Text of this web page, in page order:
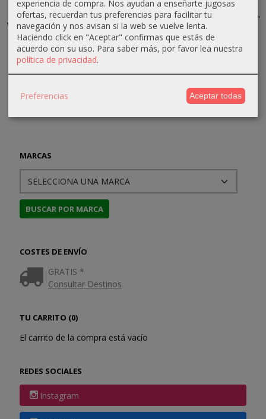
MARCAS
COSTES DE ENVÍO
GRATIS *
Consultar Destinos
TU CARRITO (0)
El carrito de la compra está vacío
REDES SOCIALES
Instagram
Abyssal &
White Dice...
16,65 €
18,50 €
Altdorf, la...
40,50 €
45,00 €
Star-Lord
9,38 €
12,50 €
Pantalla y...
20,00 €
experiencia de compra. Nos ayudan a enseñarte jugosas
ofertas, recuerdan tus preferencias para facilitar tu
navegación y nos avisan si la web se vuelve lenta.
Haciendo click en "Aceptar" confirmas que estás de
acuerdo con su uso. Para saber más, por favor lea nuestra
política de privacidad.
Preferencias Aceptar todas